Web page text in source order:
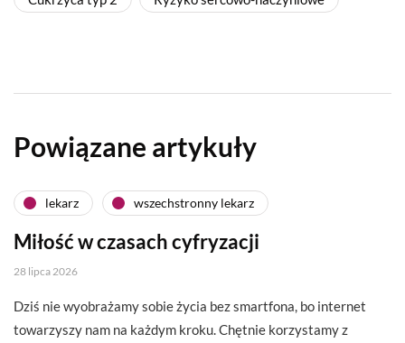
Powiązane artykuły
lekarz wszechstronny lekarz
Miłość w czasach cyfryzacji
28 lipca 2026
Dziś nie wyobrażamy sobie życia bez smartfona, bo internet
towarzyszy nam na każdym kroku. Chętnie korzystamy z